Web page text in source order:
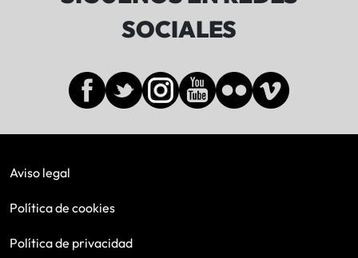
SOCIALES
Aviso legal
Política de cookies
Política de privacidad